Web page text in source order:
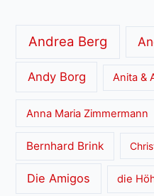
Andrea Berg
Andy Borg Anita &
Anna Maria Zimmermann
Bernhard Brink
Die Amigos die